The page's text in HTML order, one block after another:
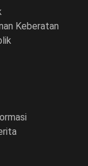
Keberatan